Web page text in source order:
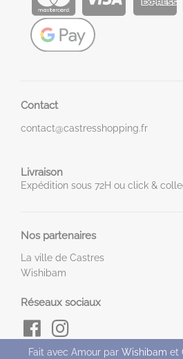
Contact
contact@castresshopping.fr
Livraison
Expédition sous 72H ou click &
Nos partenaires
La ville de Castres
Wishibam
Réseaux sociaux
Fait avec Amour par Wishibam et